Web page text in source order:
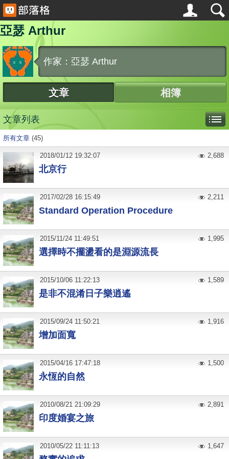
亞瑟 Arthur
作家：亞瑟 Arthur
文章 相簿
文章列表
所有文章 (45)
北京行
2018/01/12 19:32:07 2,688
Standard Operation Procedure
2017/02/28 16:15:49 2,211
選擇時不擺盪看的是淵源流長
2015/11/24 11:49:51 1,995
是非不混淆日子樂逍遙
2015/10/06 11:22:13 1,589
增加面寬
2015/09/24 11:50:21 1,916
永恆的自然
2015/04/16 17:47:18 1,500
印度婚宴之旅
2010/08/21 21:09:29 2,891
2010/05/22 11:11:13 1,647